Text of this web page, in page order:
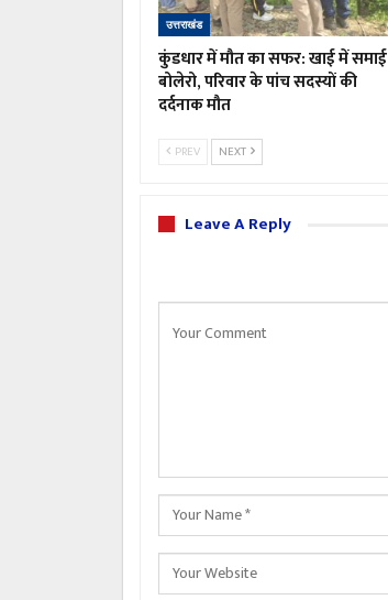
उत्तराखंड
कुंडधार में मौत का सफर: खाई में समाई
बोलेरो, परिवार के पांच सदस्यों की
दर्दनाक मौत
PREV NEXT
Leave A Reply